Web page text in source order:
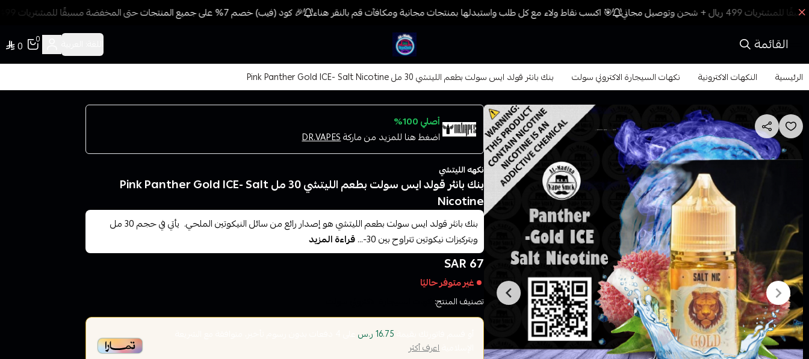
🎯 اكسب نقاط ولاء مع كل طلب واستبدلها بمنتجات مجانية ومكافآت قم بالنقر هناء 🎉 كود (فيب) خصم 7% على جميع المنتجات حتى المخفضة مسبقًا للمشتريات 499 ريال + شحن وتوصيل مجاني
القائمة فيب المدينة
0
0
الرئيسية النكهات الاكترونية نكهات السيجارة الاكتروني سولت بنك بانثر قولد ايس سولت بطعم الليتشي 30 مل Pink Panther Gold ICE- Salt Nicotine
أصلي 100%
اضغط هنا للمزيد من ماركةDR.VAPES
نكهه الليتشي
بنك بانثر قولد ايس سولت بطعم الليتشي 30 مل Pink Panther Gold ICE- Salt
Nicotine
بنك بانثر قولد ايس سولت بطعم الليتشي هو إصدار رائع من سائل النيكوتين الملحي. يأتي في حجم 30 مل
وبتركيزات نيكوتين تتراوح بين 30-...
قراءة المزيد
67 SAR
غير متوفر حاليًا
تصنيف المنتج:
16.75 ر.س على
الإسلاميةاعرف أكثر